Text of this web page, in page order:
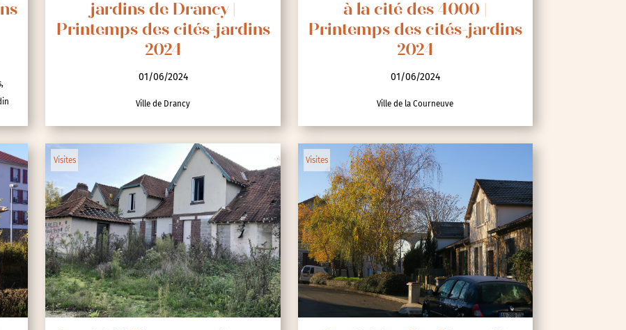
jardins de Drancy |
Printemps des cités-jardins
2024
01/06/2024
Ville de Drancy
à la cité des 4000 |
Printemps des cités-jardins
2024
01/06/2024
Ville de la Courneuve
Visites Visites